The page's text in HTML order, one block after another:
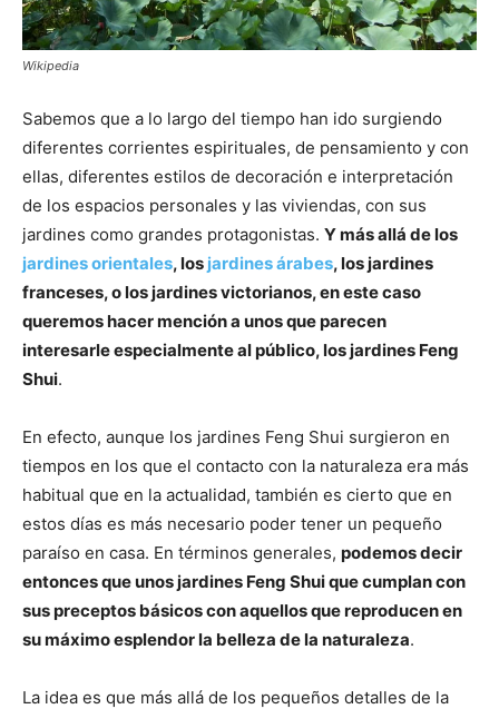
Wikipedia
Sabemos que a lo largo del tiempo han ido surgiendo
diferentes corrientes espirituales, de pensamiento y con
ellas, diferentes estilos de decoración e interpretación
de los espacios personales y las viviendas, con sus
jardines como grandes protagonistas. Y más allá de los
jardines orientales, los jardines árabes, los jardines
franceses, o los jardines victorianos, en este caso
queremos hacer mención a unos que parecen
interesarle especialmente al público, los jardines Feng
Shui.
En efecto, aunque los jardines Feng Shui surgieron en
tiempos en los que el contacto con la naturaleza era más
habitual que en la actualidad, también es cierto que en
estos días es más necesario poder tener un pequeño
paraíso en casa. En términos generales, podemos decir
entonces que unos jardines Feng Shui que cumplan con
sus preceptos básicos con aquellos que reproducen en
su máximo esplendor la belleza de la naturaleza.
La idea es que más allá de los pequeños detalles de la